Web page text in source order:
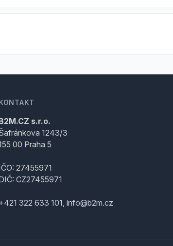
s.r.o.
1243/3
00 Praha 5
27455971
CZ27455971
322 633 101, info@b2m.cz